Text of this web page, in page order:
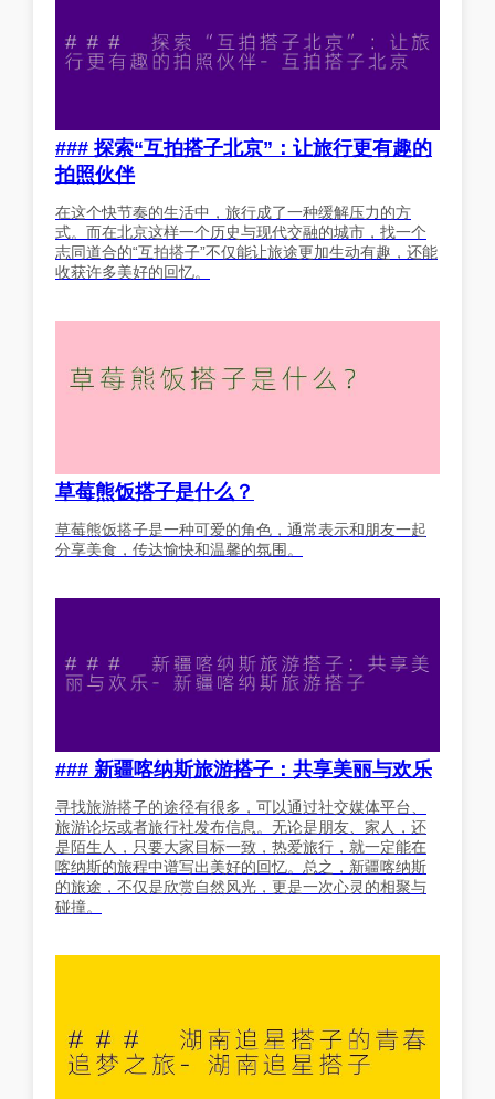
### 探索“互拍搭子北京”：让旅行更有趣的
拍照伙伴
在这个快节奏的生活中，旅行成了一种缓解压力的方
式。而在北京这样一个历史与现代交融的城市，找一个
志同道合的“互拍搭子”不仅能让旅途更加生动有趣，还能
收获许多美好的回忆。
草莓熊饭搭子是什么？
草莓熊饭搭子是一种可爱的角色，通常表示和朋友一起
分享美食，传达愉快和温馨的氛围。
### 新疆喀纳斯旅游搭子：共享美丽与欢乐
寻找旅游搭子的途径有很多，可以通过社交媒体平台、
旅游论坛或者旅行社发布信息。无论是朋友、家人，还
是陌生人，只要大家目标一致，热爱旅行，就一定能在
喀纳斯的旅程中谱写出美好的回忆。总之，新疆喀纳斯
的旅途，不仅是欣赏自然风光，更是一次心灵的相聚与
碰撞。